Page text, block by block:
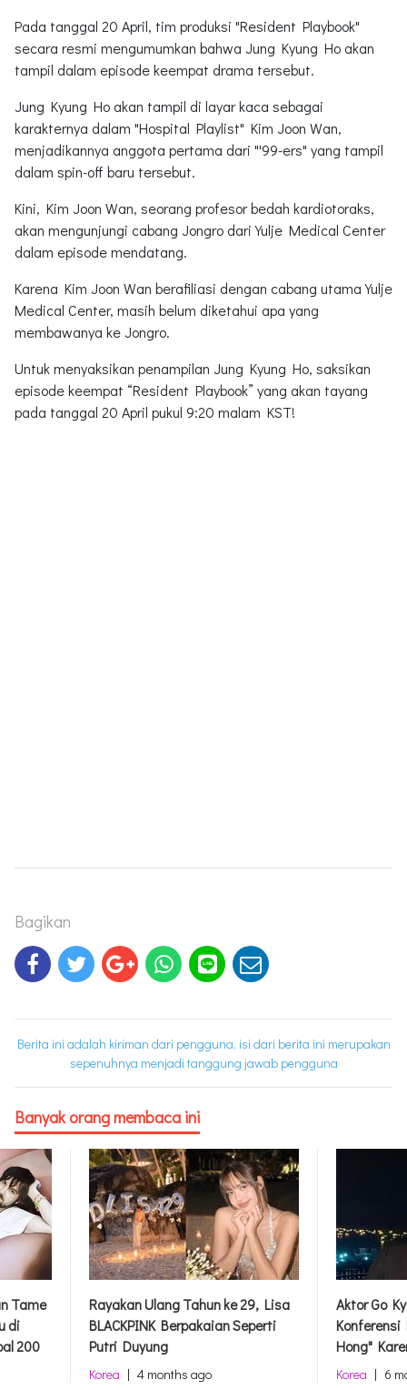
Pada tanggal 20 April, tim produksi "Resident Playbook"
secara resmi mengumumkan bahwa Jung Kyung Ho akan
tampil dalam episode keempat drama tersebut.
Jung Kyung Ho akan tampil di layar kaca sebagai
karakternya dalam "Hospital Playlist" Kim Joon Wan,
menjadikannya anggota pertama dari "'99-ers" yang tampil
dalam spin-off baru tersebut.
Kini, Kim Joon Wan, seorang profesor bedah kardiotoraks,
akan mengunjungi cabang Jongro dari Yulje Medical Center
dalam episode mendatang.
Karena Kim Joon Wan berafiliasi dengan cabang utama Yulje
Medical Center, masih belum diketahui apa yang
membawanya ke Jongro.
Untuk menyaksikan penampilan Jung Kyung Ho, saksikan
episode keempat “Resident Playbook” yang akan tayang
pada tanggal 20 April pukul 9:20 malam KST!
Bagikan
Berita ini adalah kiriman dari pengguna, isi dari berita ini merupakan
sepenuhnya menjadi tanggung jawab pengguna
Banyak orang membaca ini
Tame
di
200
Rayakan Ulang Tahun ke 29, Lisa
BLACKPINK Berpakaian Seperti
Putri Duyung
Korea | 4 months ago
Aktor Go
Konferensi
Hong"
Korea | 6